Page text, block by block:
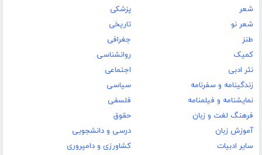
شعر
شعر نو
طنز
کمیک
نثر ادبی
زندگینامه و سفرنامه
نمایشنامه و فیلمنامه
فرهنگ لغت و زبان
آموزش زبان
سایر ادبیات
پزشکی
تاریخی
جغرافی
روانشناسی
اجتماعی
سیاسی
فلسفی
حقوق
درسی و دانشجویی
کشاورزی و دامپروری